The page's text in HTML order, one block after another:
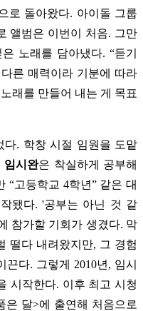
로 돌아왔다. 아이돌 그룹
앨범은 이번이 처음. 그만
노래를 담아냈다. “듣기
른 매력이라 기분에 따라
래를 만들어 내는 게 목표
다. 학창 시절 임원을 도맡
임시완은 착실하게 공부해
“고등학교 4학년” 같은 대
됐다. '공부는 아닌 것 같
참가할 기회가 생겼다. 막
떨다 내려왔지만, 그 경험
다. 그렇게 2010년, 임시
시작한다. 이후 최고 시청
은 달>에 출연해 처음으로